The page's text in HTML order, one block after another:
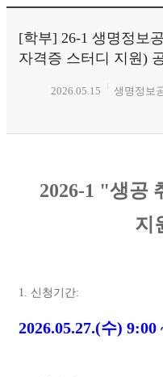
[학부] 26-1 생명정보
자격증 스터디 지원)
2026.05.15 생명정보
2026-1 "생공
지
1. 신청기간:
2026.05.27.(수) 9:00